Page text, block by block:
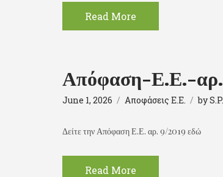
Read More
Απόφαση-Ε.Ε.-
June 1, 2026 Αποφάσεις Ε.Ε. by
Δείτε την Απόφαση Ε.Ε. αρ. 9/2019 εδώ
Read More